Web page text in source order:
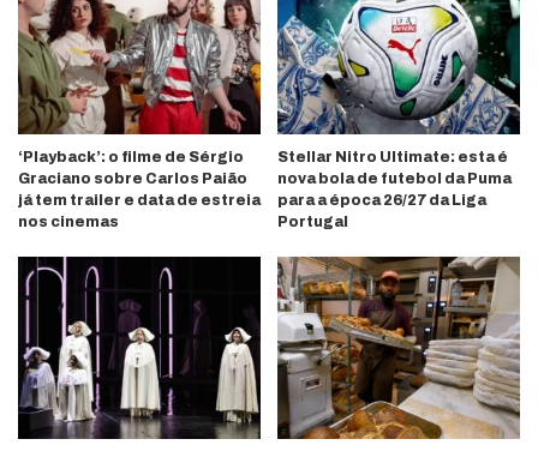
‘Playback’: o filme de Sérgio
Graciano sobre Carlos Paião
já tem trailer e data de estreia
nos cinemas
Stellar Nitro Ultimate: esta é
nova bola de futebol da Puma
para a época 26/27 da Liga
Portugal